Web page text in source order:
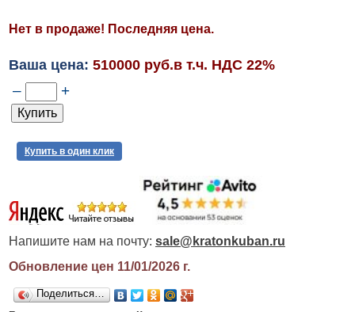
Нет в продаже! Последняя цена.
Ваша цена: 510000 руб.в т.ч. НДС 22%
– +
Купить в один клик
Напишите нам на почту: sale@kratonkuban.ru
Обновление цен 11/01/2026г.
Поделиться…